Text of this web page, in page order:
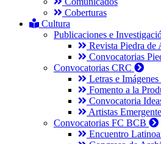
Coberturas
Cultura
Publicaciones e
Revista Piedra de
Convocatorias
Convocatorias CRC
Letras e
Fomento a la
Convocatoria
Artistas
Convocatorias FC BCB
Encuentro